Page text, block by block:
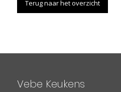
Terug naar het overzicht
Vebe Keukens